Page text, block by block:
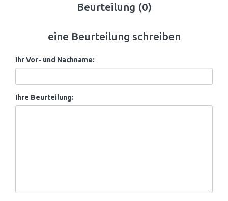
Beurteilung (0)
eine Beurteilung schreiben
Ihr Vor- und Nachname:
Ihre Beurteilung: